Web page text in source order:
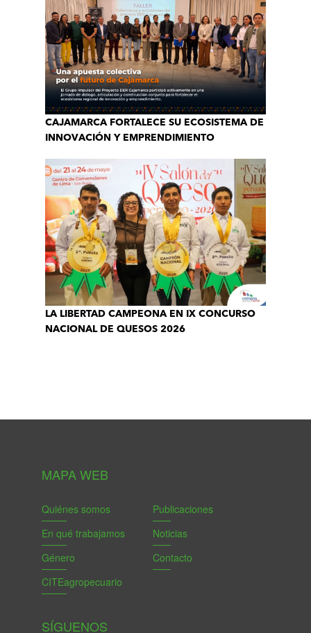
CAJAMARCA FORTALECE SU ECOSISTEMA DE
INNOVACIÓN Y EMPRENDIMIENTO
LA LIBERTAD CAMPEONA EN IX CONCURSO
NACIONAL DE QUESOS 2026
MAPA WEB
Quiénes somos
En qué trabajamos
Género
CITEagropecuario
Publicaciones
Noticias
Contacto
SÍGUENOS